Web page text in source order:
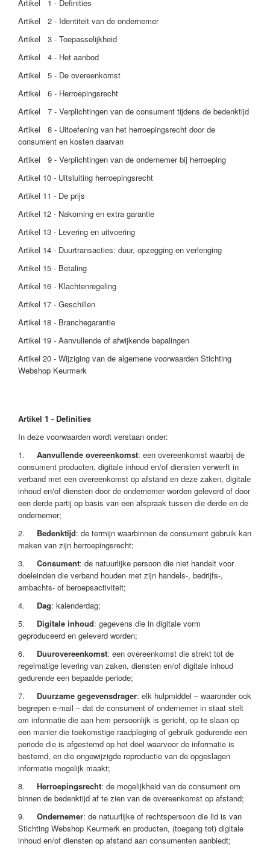
Artikel 1 - Definities
Artikel 2 - Identiteit van de ondernemer
Artikel 3 - Toepasselijkheid
Artikel 4 - Het aanbod
Artikel 5 - De overeenkomst
Artikel 6 - Herroepingsrecht
Artikel 7 - Verplichtingen van de consument tijdens de bedenktijd
Artikel 8 - Uitoefening van het herroepingsrecht door de
consument en kosten daarvan
Artikel 9 - Verplichtingen van de ondernemer bij herroeping
Artikel 10 - Uitsluiting herroepingsrecht
Artikel 11 - De prijs
Artikel 12 - Nakoming en extra garantie
Artikel 13 - Levering en uitvoering
Artikel 14 - Duurtransacties: duur, opzegging en verlenging
Artikel 15 - Betaling
Artikel 16 - Klachtenregeling
Artikel 17 - Geschillen
Artikel 18 - Branchegarantie
Artikel 19 - Aanvullende of afwijkende bepalingen
Artikel 20 - Wijziging van de algemene voorwaarden Stichting
Webshop Keurmerk
Artikel 1 - Definities
In deze voorwaarden wordt verstaan onder:
1. Aanvullende overeenkomst: een overeenkomst waarbij de
consument producten, digitale inhoud en/of diensten verwerft in
verband met een overeenkomst op afstand en deze zaken, digitale
inhoud en/of diensten door de ondernemer worden geleverd of door
een derde partij op basis van een afspraak tussen die derde en de
ondernemer;
2. Bedenktijd: de termijn waarbinnen de consument gebruik kan
maken van zijn herroepingsrecht;
3. Consument: de natuurlijke persoon die niet handelt voor
doeleinden die verband houden met zijn handels-, bedrijfs-,
ambachts- of beroepsactiviteit;
4. Dag: kalenderdag;
5. Digitale inhoud: gegevens die in digitale vorm
geproduceerd en geleverd worden;
6. Duurovereenkomst: een overeenkomst die strekt tot de
regelmatige levering van zaken, diensten en/of digitale inhoud
gedurende een bepaalde periode;
7. Duurzame gegevensdrager: elk hulpmiddel – waaronder ook
begrepen e-mail – dat de consument of ondernemer in staat stelt
om informatie die aan hem persoonlijk is gericht, op te slaan op
een manier die toekomstige raadpleging of gebruik gedurende een
periode die is afgestemd op het doel waarvoor de informatie is
bestemd, en die ongewijzigde reproductie van de opgeslagen
informatie mogelijk maakt;
8. Herroepingsrecht: de mogelijkheid van de consument om
binnen de bedenktijd af te zien van de overeenkomst op afstand;
9. Ondernemer: de natuurlijke of rechtspersoon die lid is van
Stichting Webshop Keurmerk en producten, (toegang tot) digitale
inhoud en/of diensten op afstand aan consumenten aanbiedt;